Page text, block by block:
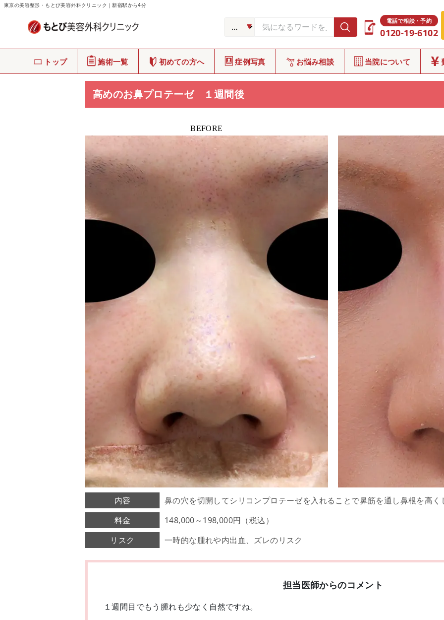
東京の美容整形・もとび美容外科クリニック｜新宿駅から4分
電話で相談・予約
0120-19-6102
トップ 施術一覧 初めての方へ 症例写真 お悩み相談 当院について
もとび美容外科クリニック
高めのお鼻プロテーゼ １週間後
BEFORE
内容
鼻の穴を切開してシリコンプロテーゼを入れることで鼻筋を通し鼻根を高く
料金
148,000～198,000円（税込）
リスク
一時的な腫れや内出血、ズレのリスク
担当医師からのコメント
１週間目でもう腫れも少なく自然ですね。